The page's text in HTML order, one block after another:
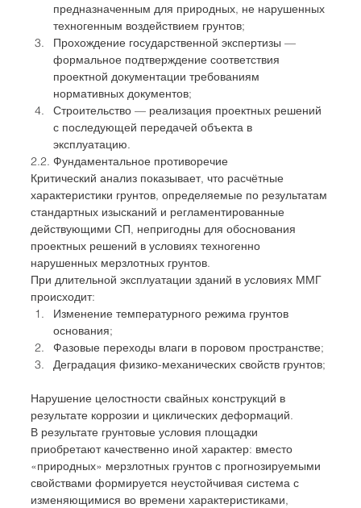
предназначенным для природных, не нарушенных
техногенным воздействием грунтов;
Прохождение государственной экспертизы —
формальное подтверждение соответствия
проектной документации требованиям
нормативных документов;
Строительство — реализация проектных решений
с последующей передачей объекта в
эксплуатацию.
2.2. Фундаментальное противоречие
Критический анализ показывает, что расчётные
характеристики грунтов, определяемые по результатам
стандартных изысканий и регламентированные
действующими СП, непригодны для обоснования
проектных решений в условиях техногенно
нарушенных мерзлотных грунтов.
При длительной эксплуатации зданий в условиях ММГ
происходит:
Изменение температурного режима грунтов
основания;
Фазовые переходы влаги в поровом пространстве;
Деградация физико-механических свойств грунтов;
Нарушение целостности свайных конструкций в
результате коррозии и циклических деформаций.
В результате грунтовые условия площадки
приобретают качественно иной характер: вместо
«природных» мерзлотных грунтов с прогнозируемыми
свойствами формируется неустойчивая система с
изменяющимися во времени характеристиками,